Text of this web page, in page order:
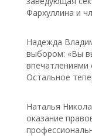
Фархуллина и
Надежда
выбором: «Вы
впечатлениями
Остальное
Наталья
оказание